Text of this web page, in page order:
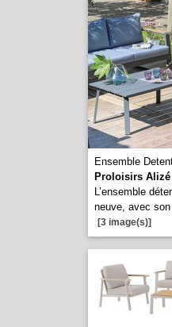
Ensemble
Proloisirs Alizé
L’ensemble
neuve, avec
[3 image(s)]